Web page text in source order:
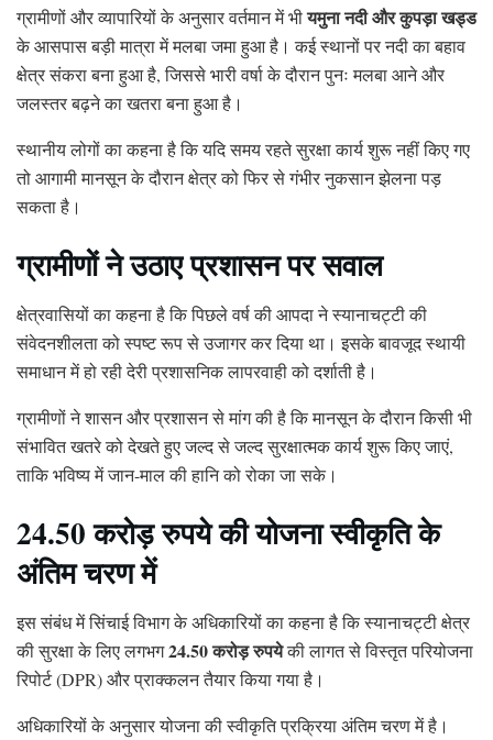
ग्रामीणों और व्यापारियों के अनुसार वर्तमान में भीयमुना नदी और कुपड़ा खड्ड
के आसपास बड़ी मात्रा में मलबा जमा हुआ है। कई स्थानों पर नदी का बहाव
क्षेत्र संकरा बना हुआ है, जिससे भारी वर्षा के दौरान पुनः मलबा आने और
जलस्तर बढ़ने का खतरा बना हुआ है।
स्थानीय लोगों का कहना है कि यदि समय रहते सुरक्षा कार्य शुरू नहीं किए गए
तो आगामी मानसून के दौरान क्षेत्र को फिर से गंभीर नुकसान झेलना पड़
सकता है।
ग्रामीणों ने उठाए प्रशासन पर सवाल
क्षेत्रवासियों का कहना है कि पिछले वर्ष की आपदा ने स्यानाचट्टी की
संवेदनशीलता को स्पष्ट रूप से उजागर कर दिया था। इसके बावजूद स्थायी
समाधान में हो रही देरी प्रशासनिक लापरवाही को दर्शाती है।
ग्रामीणों ने शासन और प्रशासन से मांग की है कि मानसून के दौरान किसी भी
संभावित खतरे को देखते हुए जल्द से जल्द सुरक्षात्मक कार्य शुरू किए जाएं,
ताकि भविष्य में जान-माल की हानि को रोका जा सके।
24.50 करोड़ रुपये की योजना स्वीकृति के
अंतिम चरण में
इस संबंध में सिंचाई विभाग के अधिकारियों का कहना है कि स्यानाचट्टी क्षेत्र
की सुरक्षा के लिए लगभग24.50 करोड़ रुपयेकी लागत से विस्तृत परियोजना
रिपोर्ट (DPR) और प्राक्कलन तैयार किया गया है।
अधिकारियों के अनुसार योजना की स्वीकृति प्रक्रिया अंतिम चरण में है।